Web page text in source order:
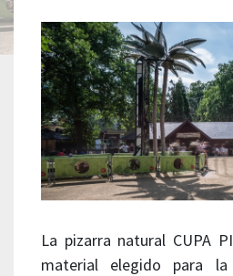
La pizarra natural CUPA
material elegido para